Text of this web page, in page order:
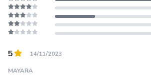
5 14/11/2023
MAYARA